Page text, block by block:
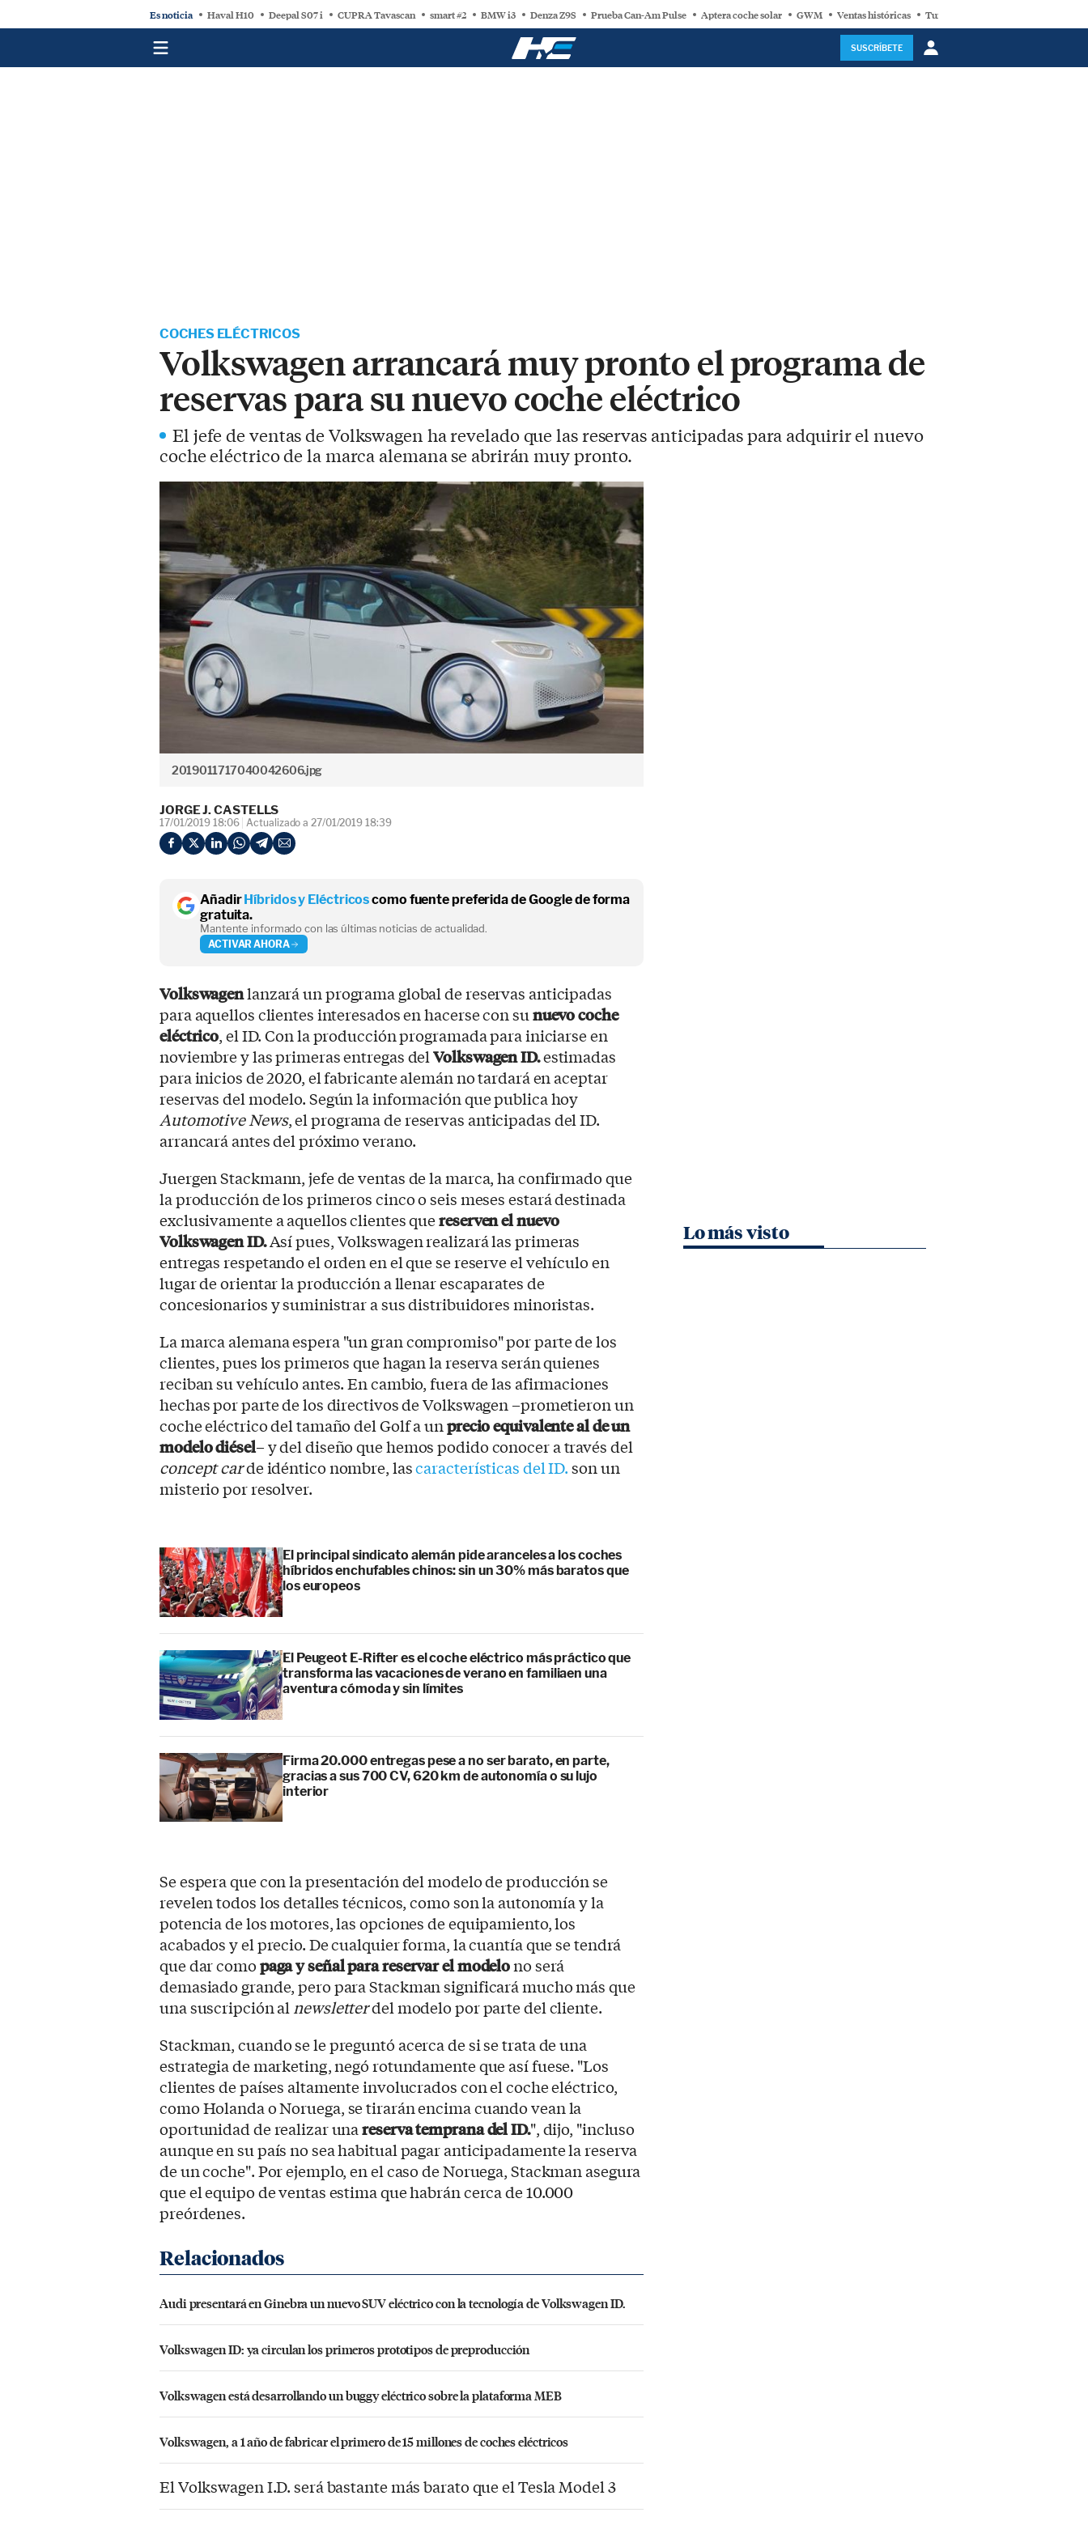
Es noticia Haval H10 Deepal S07 i CUPRA Tavascan smart #2 BMW i3 Denza Z9S Prueba Can-Am Pulse Aptera coche solar GWM Ventas históricas Turbina eólica
SUSCRÍBETE
COCHES ELÉCTRICOS
Volkswagen arrancará muy pronto el programa de
reservas para su nuevo coche eléctrico
El jefe de ventas de Volkswagen ha revelado que las reservas anticipadas para adquirir el nuevo
coche eléctrico de la marca alemana se abrirán muy pronto.
2019011717040042606.jpg
JORGE J. CASTELLS
17/01/2019 18:06 Actualizado a 27/01/2019 18:39
AñadirHíbridos y Eléctricoscomo fuente preferida de Google de forma
gratuita.
Mantente informado con las últimas noticias de actualidad.
ACTIVAR AHORA
Volkswagenlanzará un programa global de reservas anticipadas
para aquellos clientes interesados en hacerse con su nuevo coche
eléctrico, el ID. Con la producción programada para iniciarse en
noviembre y las primeras entregas delVolkswagen ID.estimadas
para inicios de 2020, el fabricante alemán no tardará en aceptar
reservas del modelo. Según la información que publica hoy
Automotive News, el programa de reservas anticipadas del ID.
arrancará antes del próximo verano.
Juergen Stackmann, jefe de ventas de la marca, ha confirmado que
la producción de los primeros cinco o seis meses estará destinada
exclusivamente a aquellos clientes quereserven el nuevo
Volkswagen ID.Así pues, Volkswagen realizará las primeras
entregas respetando el orden en el que se reserve el vehículo en
lugar de orientar la producción a llenar escaparates de
concesionarios y suministrar a sus distribuidores minoristas.
La marca alemana espera "un gran compromiso" por parte de los
clientes, pues los primeros que hagan la reserva serán quienes
reciban su vehículo antes. En cambio, fuera de las afirmaciones
hechas por parte de los directivos de Volkswagen –prometieron un
coche eléctrico del tamaño del Golf a unprecio equivalente al de un
modelo diésel– y del diseño que hemos podido conocer a través del
concept carde idéntico nombre, lascaracterísticas del ID.son un
misterio por resolver.
El principal sindicato alemán pide aranceles a los coches
híbridos enchufables chinos: sin un 30% más baratos que
los europeos
El Peugeot E-Rifter es el coche eléctrico más práctico que
transforma las vacaciones de verano en familiaen una
aventura cómoda y sin límites
Firma 20.000 entregas pese a no ser barato, en parte,
gracias a sus 700 CV, 620 km de autonomía o su lujo
interior
Se espera que con la presentación del modelo de producción se
revelen todos los detalles técnicos, como son la autonomía y la
potencia de los motores, las opciones de equipamiento, los
acabados y el precio. De cualquier forma, la cuantía que se tendrá
que dar comopaga y señal para reservar el modelono será
demasiado grande, pero para Stackman significará mucho más que
una suscripción alnewsletterdel modelo por parte del cliente.
Stackman, cuando se le preguntó acerca de si se trata de una
estrategia de marketing, negó rotundamente que así fuese. "Los
clientes de países altamente involucrados con el coche eléctrico,
como Holanda o Noruega, se tirarán encima cuando vean la
oportunidad de realizar unareserva temprana del ID.", dijo, "incluso
aunque en su país no sea habitual pagar anticipadamente la reserva
de un coche". Por ejemplo, en el caso de Noruega, Stackman asegura
que el equipo de ventas estima que habrán cerca de 10.000
preórdenes.
Audi presentará en Ginebra un nuevo SUV eléctrico con la tecnología de Volkswagen ID.
Volkswagen ID: ya circulan los primeros prototipos de preproducción
Volkswagen está desarrollando un buggy eléctrico sobre la plataforma MEB
Volkswagen, a 1 año de fabricar el primero de 15 millones de coches eléctricos
El Volkswagen I.D. será bastante más barato que el Tesla Model 3
Lo más visto